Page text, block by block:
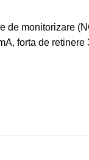
de monitorizare
forta de